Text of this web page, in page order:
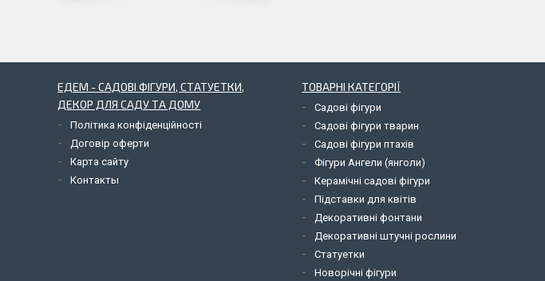
ЕДЕМ - САДОВІ ФІГУРИ, СТАТУЕТКИ,
ДЕКОР ДЛЯ САДУ ТА ДОМУ
Політика конфіденційності
Договір оферти
Карта сайту
Контакты
ТОВАРНІ КАТЕГОРІЇ
Садові фігури
Садові фігури тварин
Садові фігури птахів
Фігури Ангели (янголи)
Керамічні садові фігури
Підставки для квітів
Декоративні фонтани
Декоративні штучні рослини
Статуетки
Новорічні фігури